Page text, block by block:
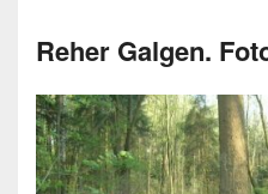
Reher Galgen.